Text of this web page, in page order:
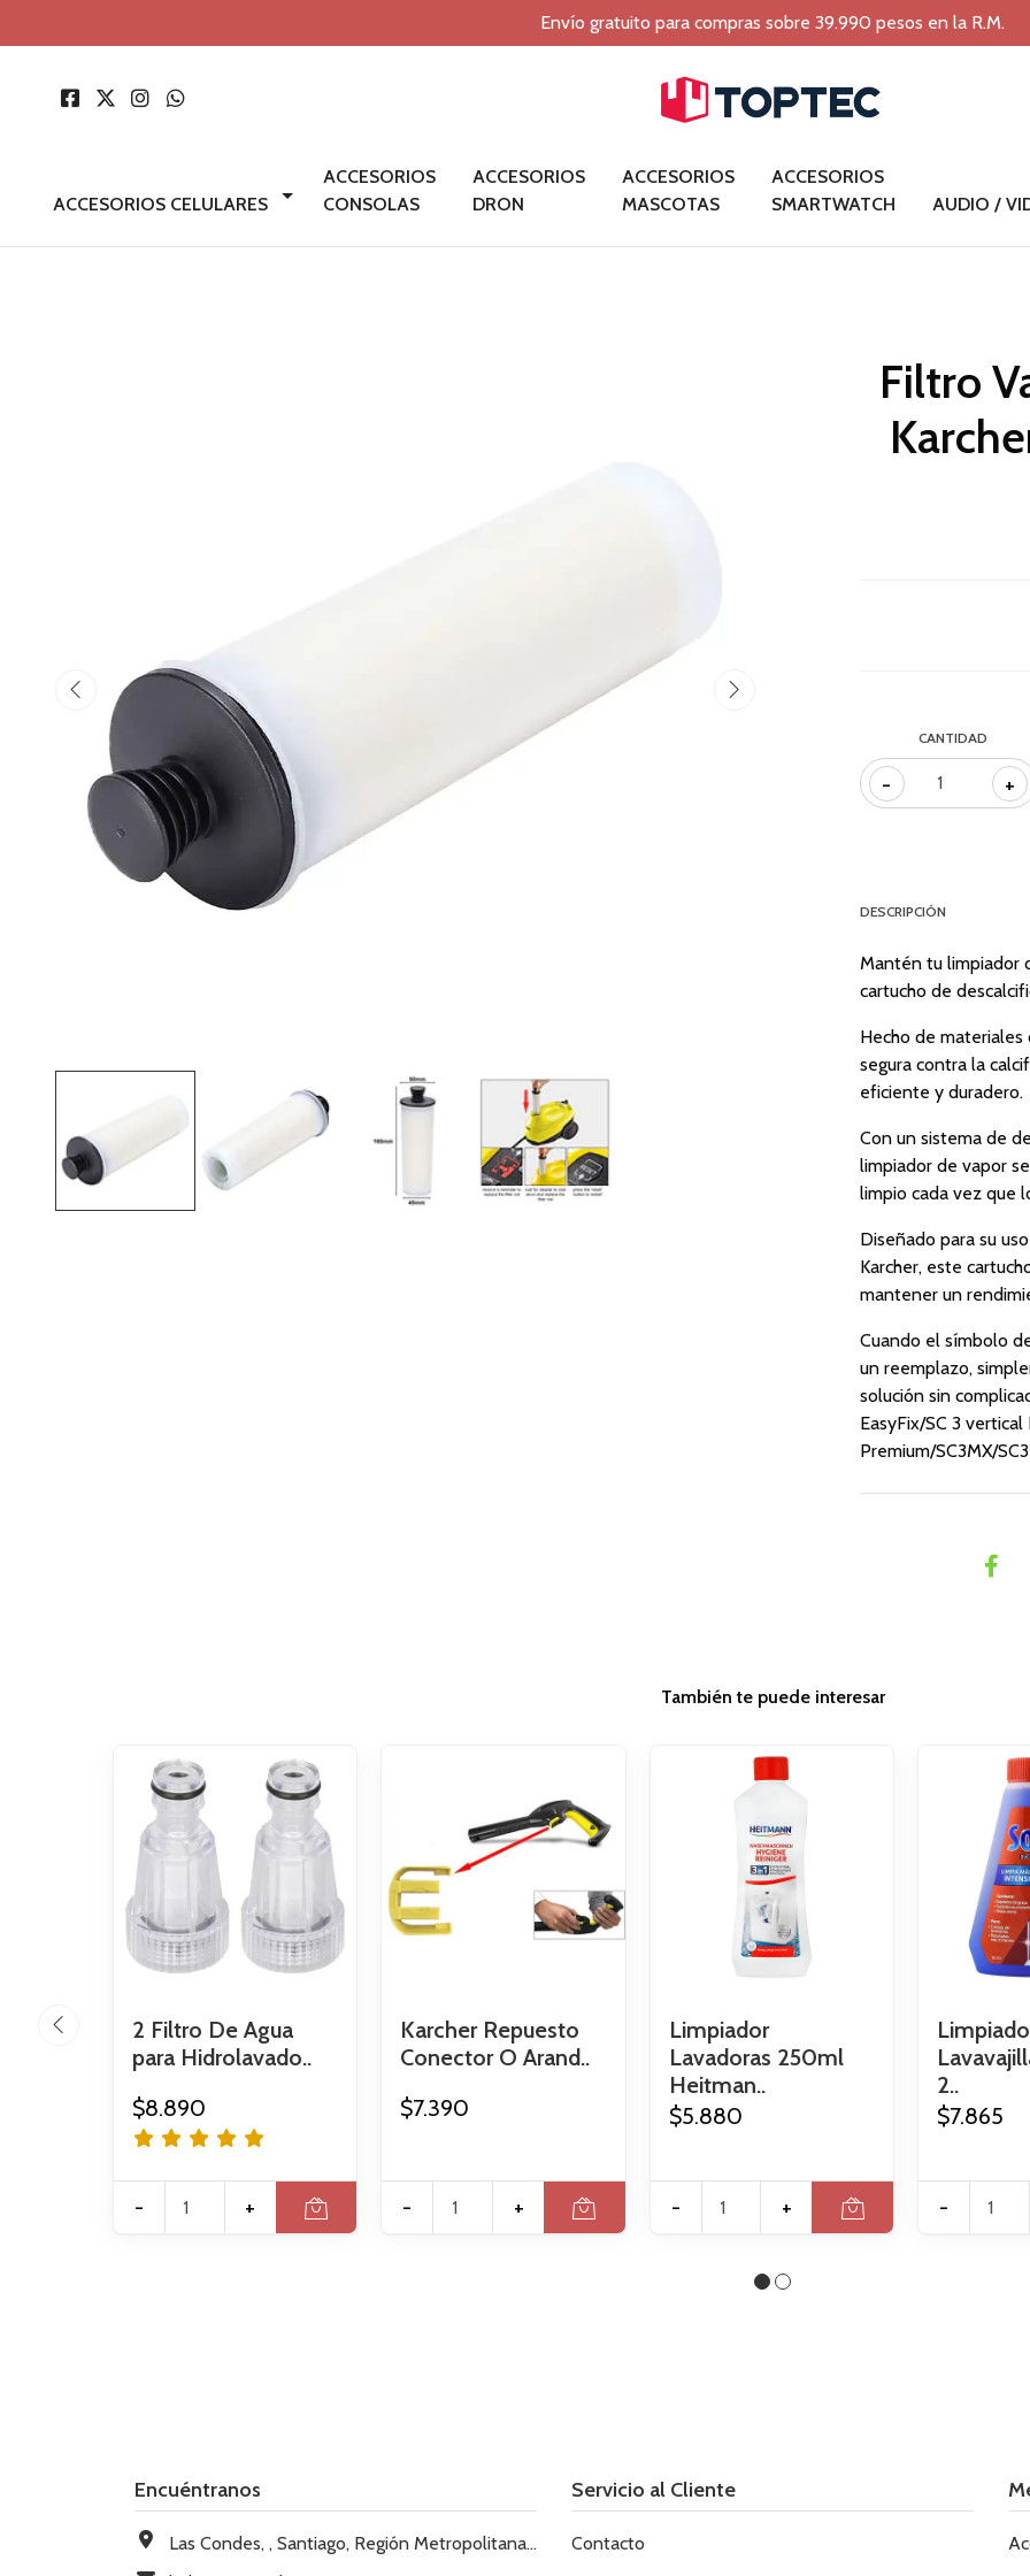
Envío gratuito para compras sobre 39.990 pesos en la R.M.
ACCESORIOS CELULARES
ACCESORIOS
CONSOLAS
ACCESORIOS
DRON
ACCESORIOS
MASCOTAS
ACCESORIOS
SMARTWATCH
AUDIO /
Filtro
CANTIDAD
- +
DESCRIPCIÓN
Mantén tu limpiador
cartucho de
Hecho de
segura contra la
eficiente y duradero.
Con un sistema de
limpiador de vapor
limpio cada vez que
Diseñado para su
Karcher, este
mantener un
Cuando el símbolo
un reemplazo,
solución sin
EasyFix/SC 3
Premium/SC3MX/
También te puede interesar
2 Filtro De Agua
para Hidrolavado..
$8.890
- +
Karcher Repuesto
Conector O Arand..
$7.390
- +
Limpiador
Lavadoras 250ml
Heitman..
$5.880
- +
2..
$7.865
-
Encuéntranos
Las Condes, , Santiago, Región Metropolitana, Chile
Servicio al Cliente
Contacto